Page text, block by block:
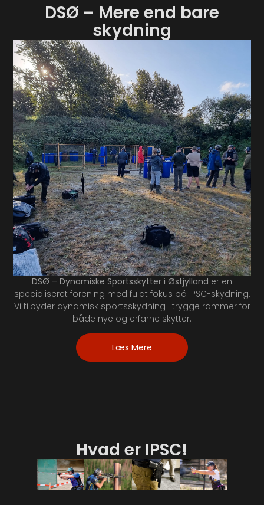
DSØ – Mere end bare
skydning
DSØ – Dynamiske Sportsskytter i Østjylland er en
specialiseret forening med fuldt fokus på IPSC-skydning.
Vi tilbyder dynamisk sportsskydning i trygge rammer for
både nye og erfarne skytter.
Læs Mere
Hvad er IPSC!